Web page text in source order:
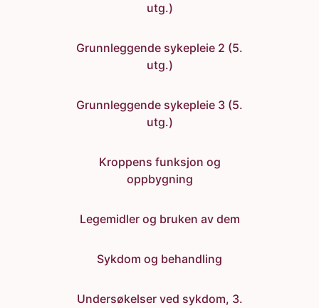
utg.)
Grunnleggende sykepleie 2 (5.
utg.)
Grunnleggende sykepleie 3 (5.
utg.)
Kroppens funksjon og
oppbygning
Legemidler og bruken av dem
Sykdom og behandling
Undersøkelser ved sykdom, 3.